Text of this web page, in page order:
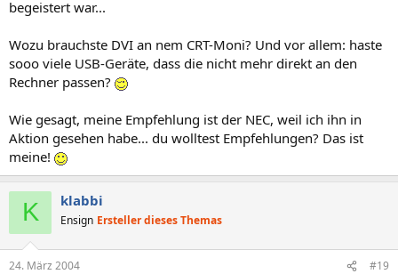
begeistert war...
Wozu brauchste DVI an nem CRT-Moni? Und vor allem: haste
sooo viele USB-Geräte, dass die nicht mehr direkt an den
Rechner passen?
Wie gesagt, meine Empfehlung ist der NEC, weil ich ihn in
Aktion gesehen habe... du wolltest Empfehlungen? Das ist
meine!
K klabbi
Ensign Ersteller dieses Themas
24. März 2004 #19